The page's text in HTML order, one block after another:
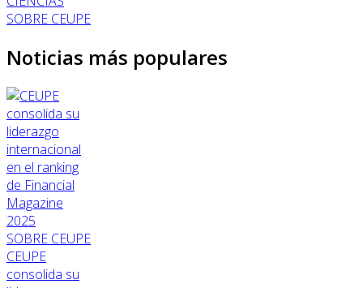
SOBRE CEUPE
Noticias más populares
SOBRE CEUPE
CEUPE
consolida su